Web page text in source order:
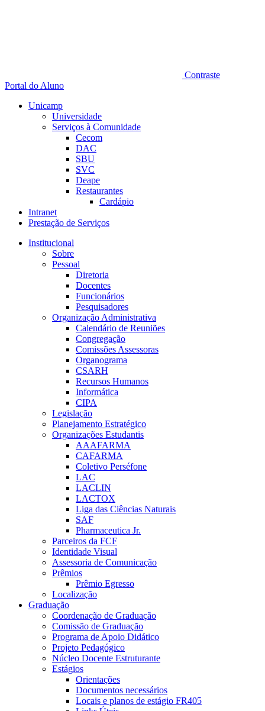
Contraste
Portal do Aluno
Unicamp
Universidade
Serviços à Comunidade
Cecom
DAC
SBU
SVC
Deape
Restaurantes
Cardápio
Intranet
Prestação de Serviços
Institucional
Sobre
Pessoal
Diretoria
Docentes
Funcionários
Pesquisadores
Organização Administrativa
Calendário de Reuniões
Congregação
Comissões Assessoras
Organograma
CSARH
Recursos Humanos
Informática
CIPA
Legislação
Planejamento Estratégico
Organizações Estudantis
AAAFARMA
CAFARMA
Coletivo Perséfone
LAC
LACLIN
LACTOX
Liga das Ciências Naturais
SAF
Pharmaceutica Jr.
Parceiros da FCF
Identidade Visual
Assessoria de Comunicação
Prêmios
Prêmio Egresso
Localização
Graduação
Coordenação de Graduação
Comissão de Graduação
Programa de Apoio Didático
Projeto Pedagógico
Núcleo Docente Estruturante
Estágios
Orientações
Documentos necessários
Locais e planos de estágio FR405